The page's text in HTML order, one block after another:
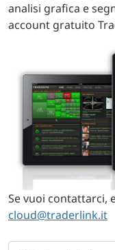
analisi grafica e
account gratuito
Se vuoi contattarci,
cloud@traderlink.it